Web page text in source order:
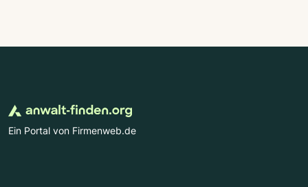
Ein Portal von Firmenweb.de